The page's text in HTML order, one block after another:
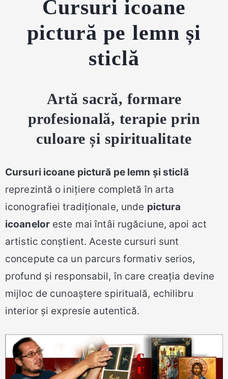
Cursuri icoane
pictură pe lemn și
sticlă
Artă sacră, formare
profesională, terapie prin
culoare și spiritualitate
Cursuri icoane pictură pe lemn și sticlă
reprezintă o inițiere completă în arta
iconografiei tradiționale, unde pictura
icoaneloreste mai întâi rugăciune, apoi act
artistic conștient. Aceste cursuri sunt
concepute ca un parcurs formativ serios,
profund și responsabil, în care creația devine
mijloc de cunoaștere spirituală, echilibru
interior și expresie autentică.